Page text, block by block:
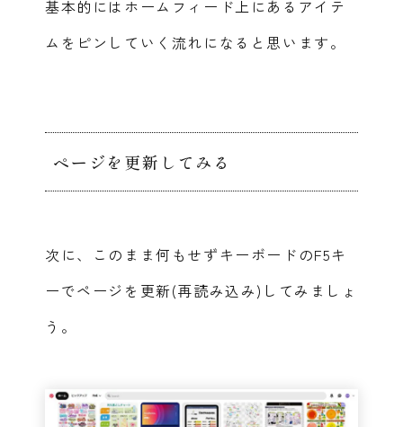
基本的にはホームフィード上にあるアイテ
ムをピンしていく流れになると思います。
ページを更新してみる
次に、このまま何もせずキーボードのF5キ
ーでページを更新(再読み込み)してみましょ
う。